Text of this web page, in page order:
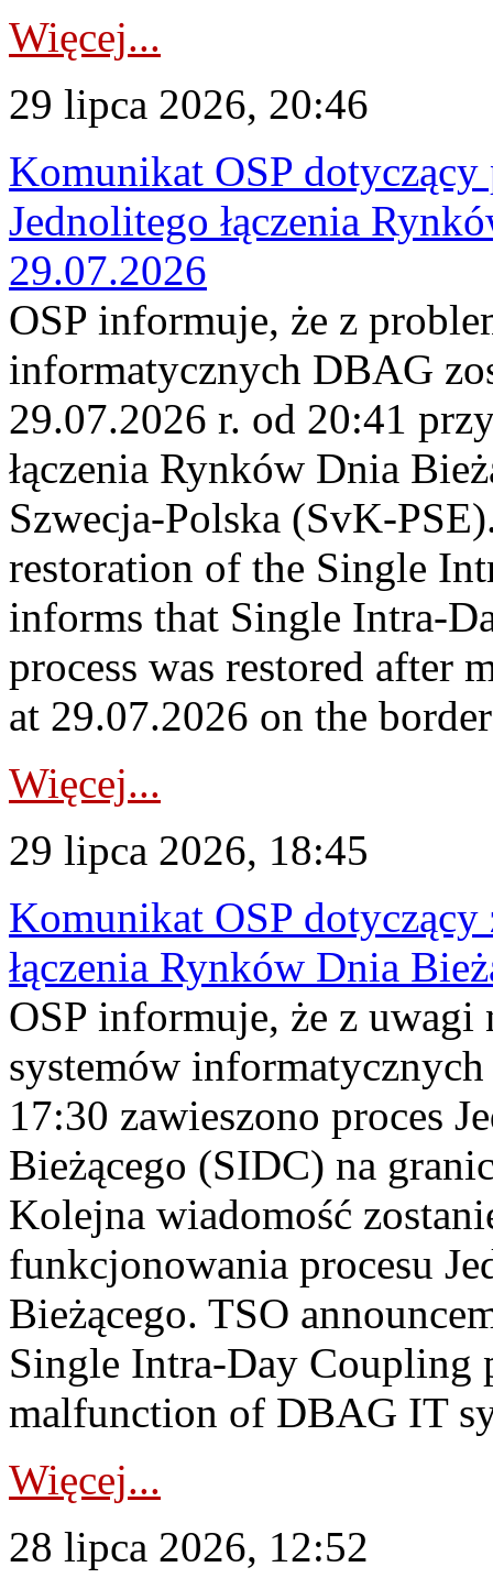
Więcej...
29 lipca 2026, 20:46
Komunikat OSP
Jednolitego łączenia
29.07.2026
OSP informuje, że z
informatycznych DBAG
29.07.2026 r. od 20:41
łączenia Rynków Dnia
Szwecja-Polska (SvK-
restoration of the Single
informs that Single Intra-
process was restored after
at 29.07.2026 on the
Więcej...
29 lipca 2026, 18:45
Komunikat OSP dotyczący
łączenia Rynków Dnia
OSP informuje, że z uwagi
systemów
17:30 zawieszono proces
Bieżącego (SIDC) na
Kolejna wiadomość
funkcjonowania procesu
Bieżącego. TSO
Single Intra-Day Coupling
malfunction of DBAG IT
Więcej...
28 lipca 2026, 12:52